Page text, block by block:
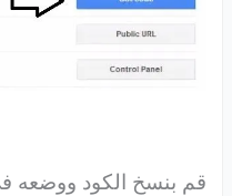
قم بنسخ الكود